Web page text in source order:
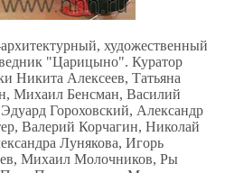
художественный
"Царицыно". Куратор
Никита Алексеев, Татьяна
Михаил Бенсман, Василий
Гороховский, Александр
Валерий Корчагин, Николай
Лунякова, Игорь
Михаил Молочников, Ры